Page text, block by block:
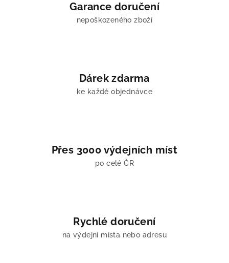
Garance doručení
nepoškozeného zboží
Dárek zdarma
ke každé objednávce
Přes 3000 výdejních míst
po celé ČR
Rychlé doručení
na výdejní místa nebo adresu